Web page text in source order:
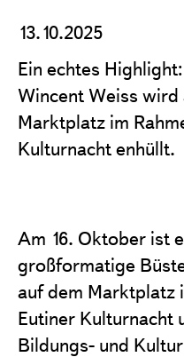
Kontakt
13.10.2025
Ein echtes
Wincent Weiss wird
Marktplatz im
Kulturnacht enhüllt.
Am 16. Oktober ist
großformatige
auf dem Marktplatz
Eutiner Kulturnacht
Bildungs- und